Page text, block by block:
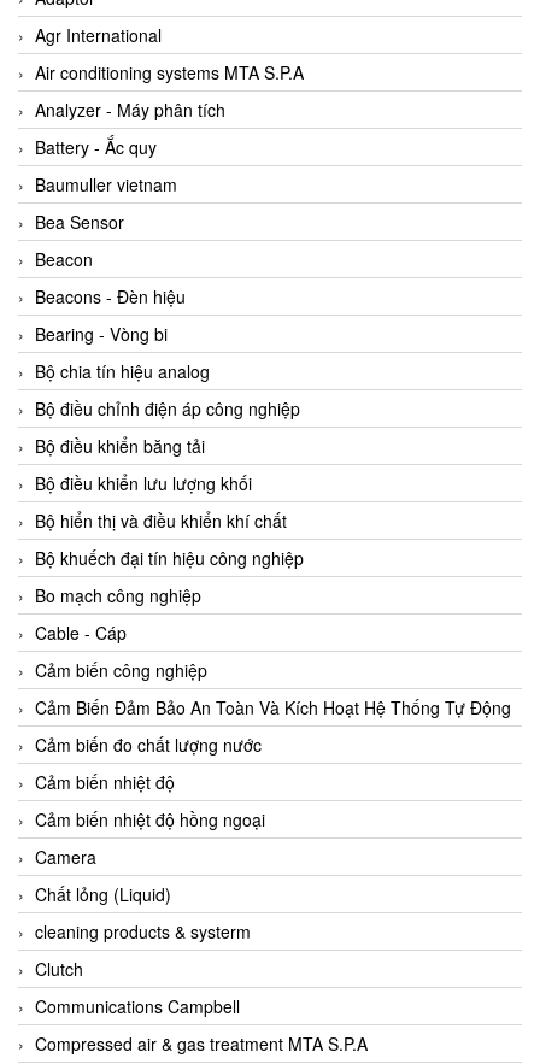
AC&E Telecommunications
AC&T Vietnam
Accepta Vietnam
ACCUMAC Vietnam
AccuWeb Vietnam
Acey
ACOEM Vietnam
ADCA Vietnam
ADFweb Vietnam
Adler Vietnam
Ados Vietnam
Advanced Energy Vietnam
Advantech Vietnam
Agate Vietnam
AGR International Vietnam
Aichi Tokei Denki Vietnam
Aii Vietnam
AIKOH
AINUO Vietnam
AIR MAJOR
Aira Euro Automation
Airtac Vietnam
Airtec Vietnam
AI-Tek Vietnam
Akerstroms Viet Nam
AKO Armaturen & Separationstechnik
AKO Armaturen & Separationstechnik Vietnam
AKUSENSE
Agr International
Air conditioning systems MTA S.P.A
Analyzer - Máy phân tích
Battery - Ắc quy
Baumuller vietnam
Bea Sensor
Beacon
Beacons - Đèn hiệu
Bearing - Vòng bi
Bộ chia tín hiệu analog
Bộ điều chỉnh điện áp công nghiệp
Bộ điều khiển băng tải
Bộ điều khiển lưu lượng khối
Bộ hiển thị và điều khiển khí chất
Bộ khuếch đại tín hiệu công nghiệp
Bo mạch công nghiệp
Cable - Cáp
Cảm biến công nghiệp
Cảm Biến Đảm Bảo An Toàn Và Kích Hoạt Hệ Thống Tự Động
Cảm biến đo chất lượng nước
Cảm biến nhiệt độ
Cảm biến nhiệt độ hồng ngoại
Camera
Chất lỏng (Liquid)
cleaning products & systerm
Clutch
Communications Campbell
Compressed air & gas treatment MTA S.P.A